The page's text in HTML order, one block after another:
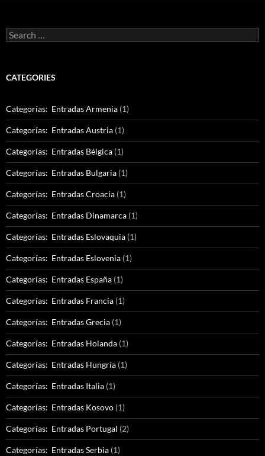
Search
for:
CATEGORIES
Categorías: Entradas Armenia (1)
Categorías: Entradas Austria (1)
Categorías: Entradas Bélgica (1)
Categorías: Entradas Bulgaria (1)
Categorías: Entradas Croacia (1)
Categorías: Entradas Dinamarca (1)
Categorías: Entradas Eslovaquia (1)
Categorías: Entradas Eslovenia (1)
Categorías: Entradas España (1)
Categorías: Entradas Francia (1)
Categorías: Entradas Grecia (1)
Categorías: Entradas Holanda (1)
Categorías: Entradas Hungría (1)
Categorías: Entradas Italia (1)
Categorías: Entradas Kosovo (1)
Categorías: Entradas Portugal (2)
Categorías: Entradas Serbia (1)